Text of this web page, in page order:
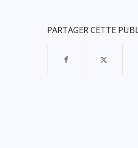
PARTAGER CETTE